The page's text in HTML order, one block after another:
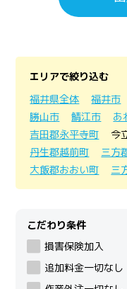
エリアで絞り込む
福井県全体
福井市
勝山市
鯖江市 あ
吉田郡永平寺町
今
丹生郡越前町
三方
大飯郡おおい町
三
こだわり条件
損害保険加入
追加料金一切なし